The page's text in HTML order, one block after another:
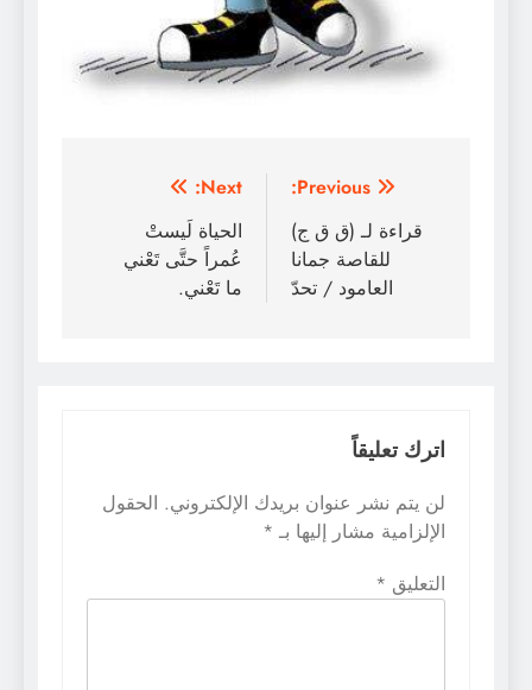
تصفّح
المقالات
Previous:
قراءة لـ (ق ق ج)
للقاصة جمانا
العامود / تحدّ
Next:
الحياة لَيستْ
عُمراً حتَّى تَعْني
ما تَعْني.
اترك تعليقاً
لن يتم نشر عنوان بريدك الإلكتروني. الحقول
الإلزامية مشار إليها بـ *
التعليق *